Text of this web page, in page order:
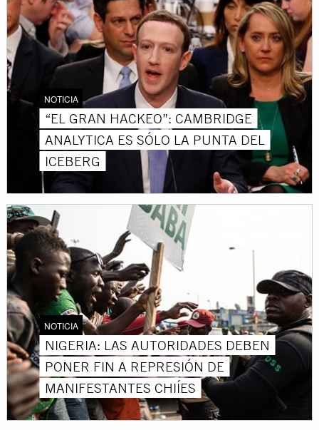
NOTICIA
“EL GRAN HACKEO”: CAMBRIDGE
ANALYTICA ES SÓLO LA PUNTA DEL
ICEBERG
NOTICIA
NIGERIA: LAS AUTORIDADES DEBEN
PONER FIN A REPRESIÓN DE
MANIFESTANTES CHIÍES